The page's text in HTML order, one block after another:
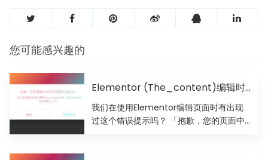
您可能感兴趣的
Elementor (The_content)编辑时
页面中找不到内容区域
我们在使用Elementor编辑页面时有出现
过这个错误提示吗？ 「抱歉，您的页面中